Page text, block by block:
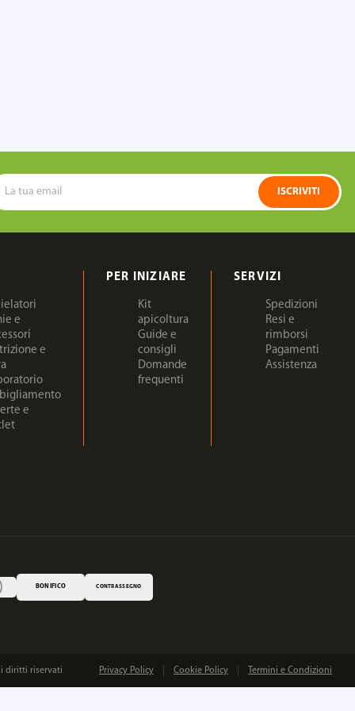
ISCRIVITI
e
e
e
PER INIZIARE
Kit
apicoltura
Guide e
consigli
Domande
frequenti
SERVIZI
Spedizioni
Resi e
rimborsi
Pagamenti
Assistenza
BONIFICO CONTRASSEGNO
i diritti riservati Privacy Policy Cookie Policy Termini e Condizioni